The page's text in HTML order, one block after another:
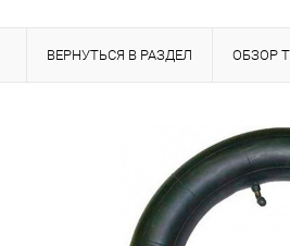
ВЕРНУТЬСЯ В РАЗДЕЛ ОБЗОР